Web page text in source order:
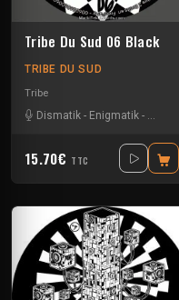
Tribe Du Sud 06 Black
TRIBE DU SUD
Tribe
Dismatik - Enigmatik -
15.70€ TTC